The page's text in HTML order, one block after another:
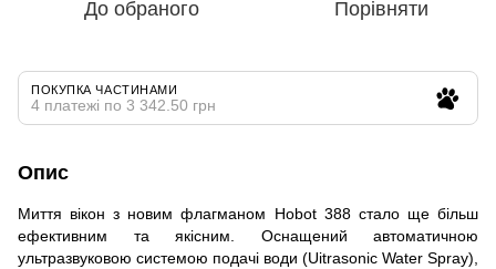
До обраного Порівняти
ПОКУПКА ЧАСТИНАМИ
4 платежі по 3 342.50 грн
Опис
Миття вікон з новим флагманом Hobot 388 стало ще більш
ефективним та якісним. Оснащений автоматичною
ультразвуковою системою подачі води (Uitrasonic Water Spray),